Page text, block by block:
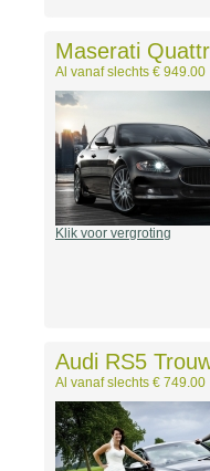
Maserati
Al vanaf slechts € 949.00
Klik voor vergroting
Audi RS5
Al vanaf slechts € 749.00